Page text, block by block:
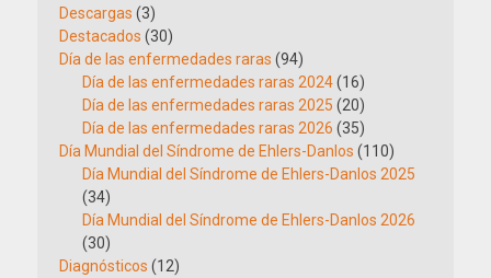
Descargas (3)
Destacados (30)
Día de las enfermedades raras (94)
Día de las enfermedades raras 2024(16)
Día de las enfermedades raras 2025 (20)
Día de las enfermedades raras 2026 (35)
Día Mundial del Síndrome de Ehlers-Danlos (110)
Día Mundial del Síndrome de Ehlers-Danlos 2025
(34)
Día Mundial del Síndrome de Ehlers-Danlos 2026
(30)
Diagnósticos (12)